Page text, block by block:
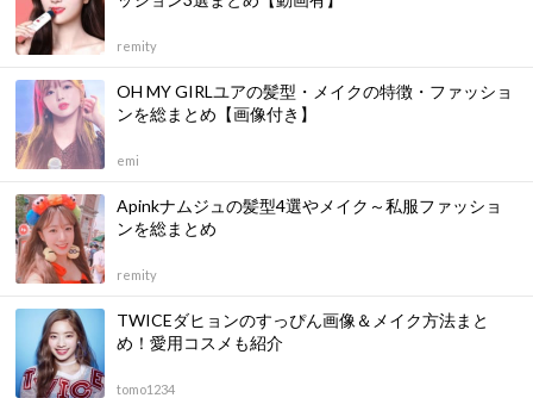
remity
OH MY GIRLユアの髪型・メイクの特徴・ファッショ
ンを総まとめ【画像付き】
emi
Apinkナムジュの髪型4選やメイク～私服ファッショ
ンを総まとめ
remity
TWICEダヒョンのすっぴん画像＆メイク方法まと
め！愛用コスメも紹介
tomo1234